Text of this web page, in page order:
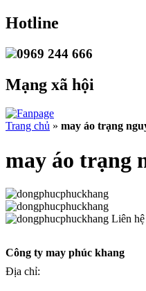
Hotline
0969 244 666
Mạng xã hội
Trang chủ » may áo trạng
may áo trạng
Liên hệ
Công ty may phúc khang
Địa chỉ: